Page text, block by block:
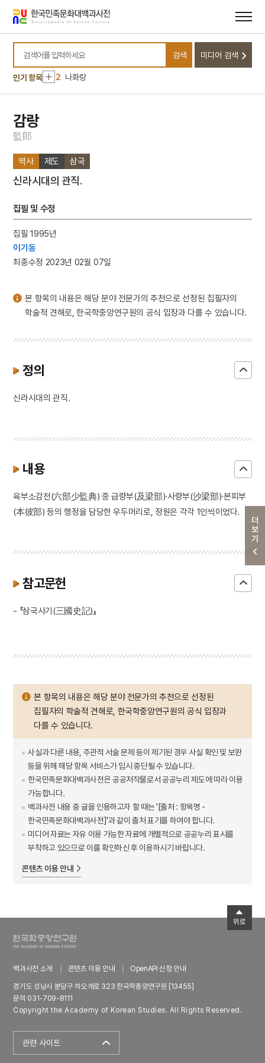
바로가기
바로가기
검색어를 입력하세요
검색 미디어 검색
인기 항목
10 선의왕후
1 금성대군
2 나화랑
3 세조
7
김대현
8
김정일
10 선의왕후
1
5 아랑 설화
7
김대현
10
더보기
감랑
監郎
역사 제도 삼국
신라시대의 관직.
집필 및 수정
집필 1995년
이기동
최종수정 2023년 02월 07일
본 항목의 내용은 해당 분야 전문가의 추천으로 선정된 집필자의
학술적 견해로, 한국학중앙연구원의 공식 입장과 다를 수 있습니다.
정의
신라시대의 관직.
내용
육부소감전(六部少監典) 중 급량부(及梁部)·사량부(沙梁部)·본피부
(本彼部) 등의 행정을 담당한 우두머리로, 정원은 각각 1인씩이었다.
참고문헌
- 『삼국사기(三國史記)』
본 항목의 내용은 해당 분야 전문가의 추천으로 선정된
집필자의 학술적 견해로, 한국학중앙연구원의 공식 입장과
다를 수 있습니다.
사실과 다른 내용, 주관적 서술 문제 등이 제기된 경우 사실 확인 및 보완
등을 위해 해당 항목 서비스가 임시 중단될 수 있습니다.
한국민족문화대백과사전은 공공저작물로서 공공누리 제도에 따라 이용
가능합니다.
백과사전 내용 중 글을 인용하고자 할 때는 '[출처 : 항목명 -
한국민족문화대백과사전]'과 같이 출처 표기를 하여야 합니다.
미디어 자료는 자유 이용 가능한 자료에 개별적으로 공공누리 표시를
부착하고 있으므로 이를 확인하신 후 이용하시기 바랍니다.
콘텐츠 이용 안내
백과사전 소개 콘텐츠 이용 안내
OpenAPI 신청 안내
경기도 성남시 분당구 하오개로 323 한국학중앙연구원 [13455]
문의 031-709-8111
Copyright the Academy of Korean Studies. All Rights Reserved.
관련 사이트
위로